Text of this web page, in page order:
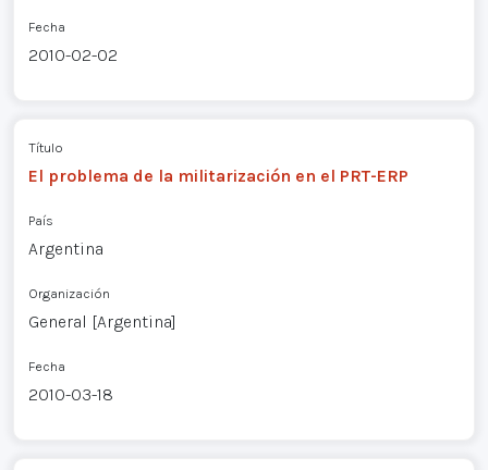
Fecha
2010-02-02
Título
El problema de la militarización en el PRT-ERP
País
Argentina
Organización
General [Argentina]
Fecha
2010-03-18